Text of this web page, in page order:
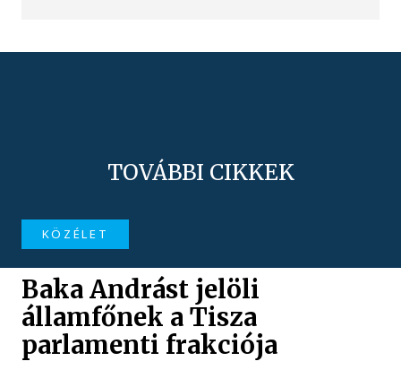
TOVÁBBI CIKKEK
KÖZÉLET
Baka Andrást jelöli
államfőnek a Tisza
parlamenti frakciója